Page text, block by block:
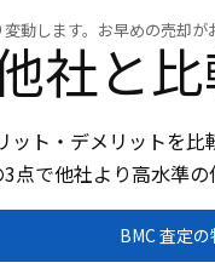
します。お早めの売却が
社と
ト・デメリットを
で他社より高水準の
BMC 査定